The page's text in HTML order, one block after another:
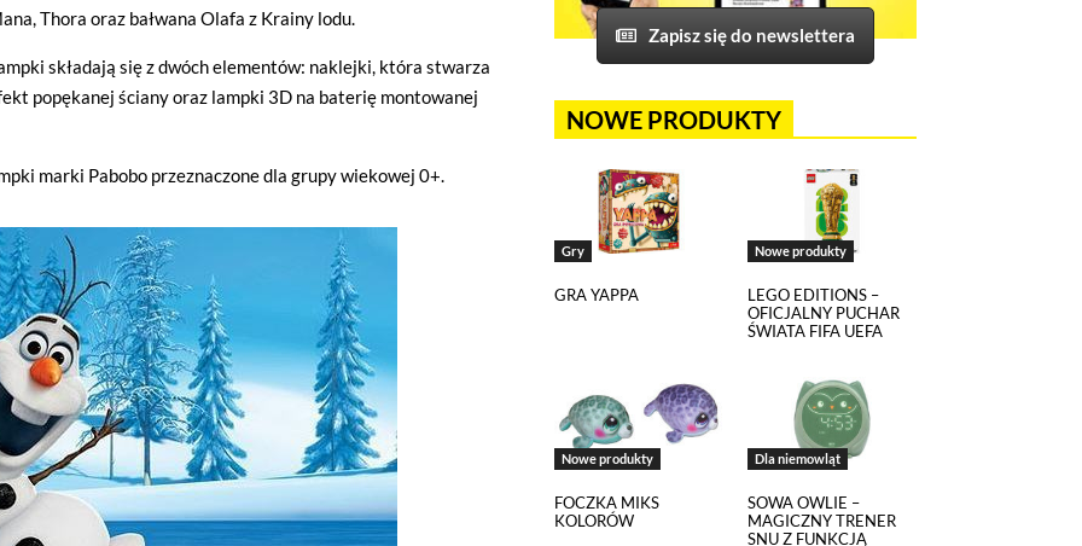
Thora oraz bałwana Olafa z Krainy lodu.
składają się z dwóch elementów: naklejki, która stwarza
popękanej ściany oraz lampki 3D na baterię montowanej
marki Pabobo przeznaczone dla grupy wiekowej 0+.
Zapisz się do newslettera
NOWE PRODUKTY
Gry
GRA YAPPA
Nowe produkty
LEGO EDITIONS –
OFICJALNY PUCHAR
ŚWIATA FIFA UEFA
Nowe produkty
FOCZKA MIKS
KOLORÓW
Dla niemowląt
SOWA OWLIE –
MAGICZNY TRENER
SNU Z FUNKCJĄ